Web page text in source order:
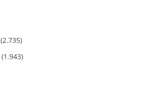
(2.735)
(1.943)